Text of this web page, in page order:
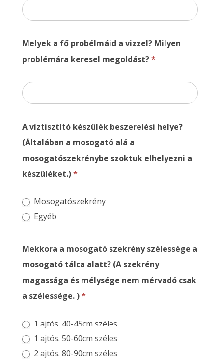
Melyek a fő probélmáid a vizzel? Milyen
problémára keresel megoldást?*
A víztisztító készülék beszerelési helye?
(Általában a mosogató alá a
mosogatószekrénybe szoktuk elhelyezni a
készüléket.)*
Mosogatószekrény
Egyéb
Mekkora a mosogató szekrény szélessége a
mosogató tálca alatt? (A szekrény
magassága és mélysége nem mérvadó csak
a szélessége. )*
1 ajtós. 40-45cm széles
1 ajtós. 50-60cm széles
2 ajtós. 80-90cm széles